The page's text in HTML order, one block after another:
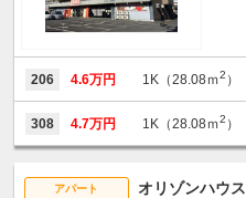
206 4.6万円 1K（28.08ｍ2 ）
308 4.7万円 1K（28.08ｍ2 ）
アパート オリゾンハウス